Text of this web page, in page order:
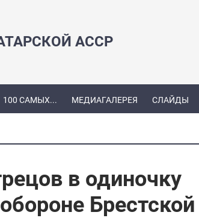
АССР
100 САМЫХ... МЕДИАГАЛЕРЕЯ СЛАЙДЫ
в одиночку
Брестской